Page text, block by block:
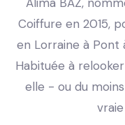
Alima BAZ,
Coiffure en 2015,
en Lorraine à Pont
Habituée à
elle - ou du